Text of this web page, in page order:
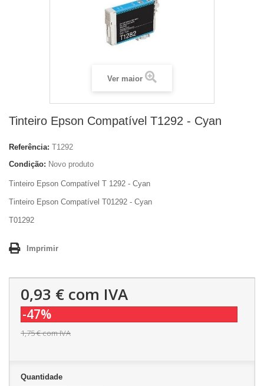
Ver maior
Tinteiro Epson Compatível T1292 - Cyan
Referência: T1292
Condição: Novo produto
Tinteiro Epson Compatível T 1292 - Cyan
Tinteiro Epson Compatível T01292 - Cyan
T01292
Imprimir
0,93 € com IVA
-47%
1,75 €com IVA
Quantidade